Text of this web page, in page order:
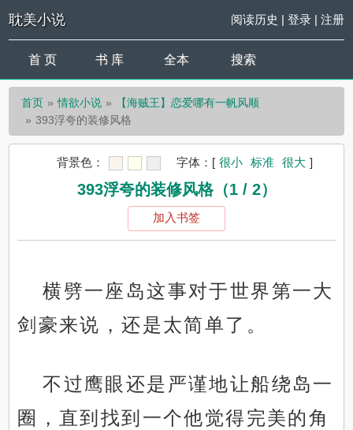
耽美小说 阅读历史 | 登录| 注册
首 页 书 库 全本 搜索
首页 情欲小说
【海贼王】恋爱哪有一帆风顺
393浮夸的装修风格
背景色： 字体： [ 很小 标准 很大 ]
393浮夸的装修风格（1 / 2）
加入书签
横劈一座岛这事对于世界第一大
剑豪来说，还是太简单了。
不过鹰眼还是严谨地让船绕岛一
圈，直到找到一个他觉得完美的角